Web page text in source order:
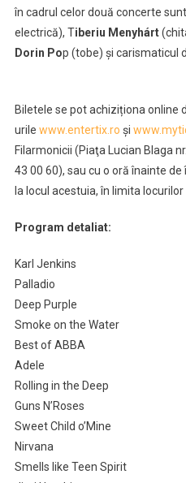
în cadrul celor două concerte
electrică), Tiberiu Menyhárt
Dorin Pop (tobe) și carismaticul
Biletele se pot achiziționa online
urile www.entertix.ro şi
Filarmonicii (Piaţa Lucian Blaga
43 00 60), sau cu o oră înainte
la locul acestuia, în limita
Program detaliat:
Karl Jenkins
Palladio
Deep Purple
Smoke on the Water
Best of ABBA
Adele
Rolling in the Deep
Guns N’Roses
Sweet Child o’Mine
Nirvana
Smells like Teen Spirit